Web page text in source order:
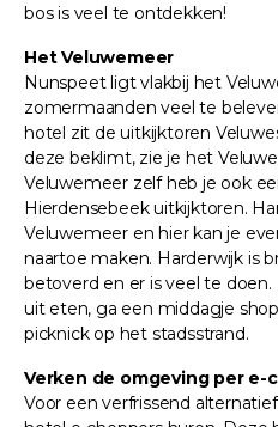
bos is veel te ontdekken!
Het Veluwemeer
Nunspeet ligt vlakbij het
zomermaanden veel te
hotel zit de uitkijktoren
deze beklimt, zie je het
Veluwemeer zelf heb je ook
Hierdensebeek uitkijktoren.
Veluwemeer en hier kan je
naartoe maken. Harderwijk is
betoverd en er is veel te doen.
uit eten, ga een middagje
picknick op het stadsstrand.
Verken de omgeving per e-
Voor een verfrissend